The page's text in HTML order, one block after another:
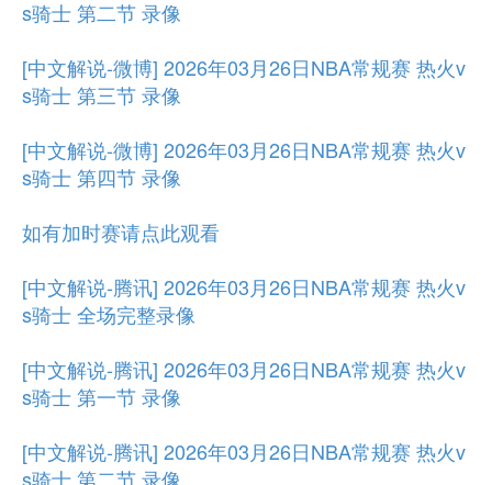
s骑士 第二节 录像
[中文解说-微博] 2026年03月26日NBA常规赛 热火v
s骑士 第三节 录像
[中文解说-微博] 2026年03月26日NBA常规赛 热火v
s骑士 第四节 录像
如有加时赛请点此观看
[中文解说-腾讯] 2026年03月26日NBA常规赛 热火v
s骑士 全场完整录像
[中文解说-腾讯] 2026年03月26日NBA常规赛 热火v
s骑士 第一节 录像
[中文解说-腾讯] 2026年03月26日NBA常规赛 热火v
s骑士 第二节 录像